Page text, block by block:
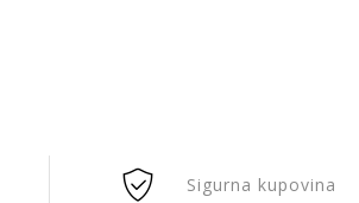
Sigurna kupovina